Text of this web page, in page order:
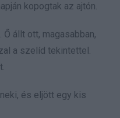
kopogtak az ajtón.
állt ott, magasabban,
a szelíd tekintettel.
és eljött egy kis